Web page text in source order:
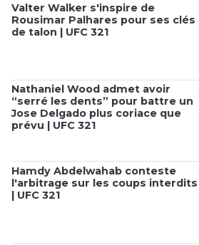
Valter Walker s'inspire de
Rousimar Palhares pour ses clés
de talon | UFC 321
Nathaniel Wood admet avoir
“serré les dents” pour battre un
Jose Delgado plus coriace que
prévu | UFC 321
Hamdy Abdelwahab conteste
l'arbitrage sur les coups interdits
| UFC 321